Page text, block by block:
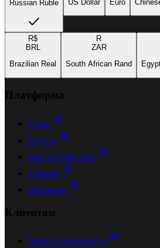
Russian Ruble
US Dollar
Euro
R$
BRL
Brazilian Real
R
ZAR
South African Rand
Платформа
О нас
Услуги
Как это работает
Тарифы
Вакансии
Клиентам
Найти специалиста